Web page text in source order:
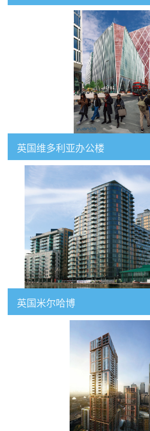
英国维多利亚办公楼
英国米尔哈博